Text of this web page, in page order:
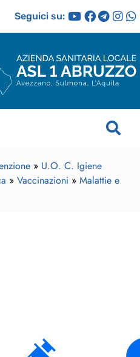
Seguici su:
» U.O. C. Igiene
» Vaccinazioni » Malattie e